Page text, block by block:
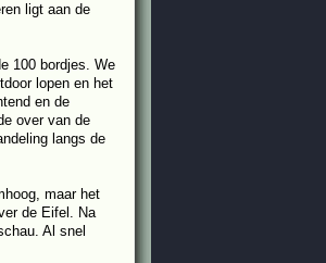
ligt aan de
100 bordjes. We
lopen en het
en de
over van de
langs de
maar het
de Eifel. Na
Al snel